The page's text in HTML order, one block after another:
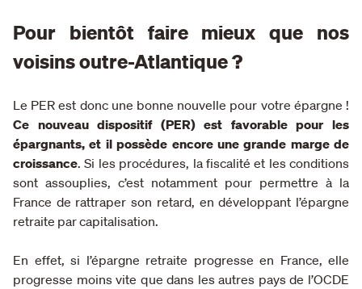
Pour bientôt faire mieux que nos
voisins outre-Atlantique ?
Le PER est donc une bonne nouvelle pour votre épargne !
Ce nouveau dispositif (PER) est favorable pour les
épargnants, et il possède encore une grande marge de
croissance. Si les procédures, la fiscalité et les conditions
sont assouplies, c’est notamment pour permettre à la
France de rattraper son retard, en développant l’épargne
retraite par capitalisation.
En effet, si l’épargne retraite progresse en France, elle
progresse moins vite que dans les autres pays de l’OCDE